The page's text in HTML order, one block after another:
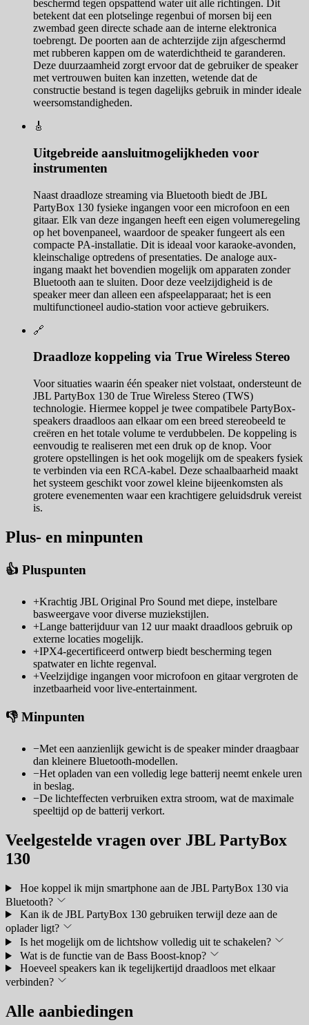
beschermd tegen opspattend water uit alle richtingen. Dit
betekent dat een plotselinge regenbui of morsen bij een
zwembad geen directe schade aan de interne elektronica
toebrengt. De poorten aan de achterzijde zijn afgeschermd
met rubberen kappen om de waterdichtheid te garanderen.
Deze duurzaamheid zorgt ervoor dat de gebruiker de speaker
met vertrouwen buiten kan inzetten, wetende dat de
constructie bestand is tegen dagelijks gebruik in minder ideale
weersomstandigheden.
🎸
Uitgebreide aansluitmogelijkheden voor
instrumenten
Naast draadloze streaming via Bluetooth biedt de JBL
PartyBox 130 fysieke ingangen voor een microfoon en een
gitaar. Elk van deze ingangen heeft een eigen volumeregeling
op het bovenpaneel, waardoor de speaker fungeert als een
compacte PA-installatie. Dit is ideaal voor karaoke-avonden,
kleinschalige optredens of presentaties. De analoge aux-
ingang maakt het bovendien mogelijk om apparaten zonder
Bluetooth aan te sluiten. Door deze veelzijdigheid is de
speaker meer dan alleen een afspeelapparaat; het is een
multifunctioneel audio-station voor actieve gebruikers.
🔗
Draadloze koppeling via True Wireless Stereo
Voor situaties waarin één speaker niet volstaat, ondersteunt de
JBL PartyBox 130 de True Wireless Stereo (TWS)
technologie. Hiermee koppel je twee compatibele PartyBox-
speakers draadloos aan elkaar om een breed stereobeeld te
creëren en het totale volume te verdubbelen. De koppeling is
eenvoudig te realiseren met een druk op de knop. Voor
grotere opstellingen is het ook mogelijk om de speakers fysiek
te verbinden via een RCA-kabel. Deze schaalbaarheid maakt
het systeem geschikt voor zowel kleine bijeenkomsten als
grotere evenementen waar een krachtigere geluidsdruk vereist
is.
Plus- en minpunten
👍 Pluspunten
+Krachtig JBL Original Pro Sound met diepe, instelbare
basweergave voor diverse muziekstijlen.
+Lange batterijduur van 12 uur maakt draadloos gebruik op
externe locaties mogelijk.
+IPX4-gecertificeerd ontwerp biedt bescherming tegen
spatwater en lichte regenval.
+Veelzijdige ingangen voor microfoon en gitaar vergroten de
inzetbaarheid voor live-entertainment.
👎 Minpunten
−Met een aanzienlijk gewicht is de speaker minder draagbaar
dan kleinere Bluetooth-modellen.
−Het opladen van een volledig lege batterij neemt enkele uren
in beslag.
−De lichteffecten verbruiken extra stroom, wat de maximale
speeltijd op de batterij verkort.
Veelgestelde vragen over JBL PartyBox
130
Hoe koppel ik mijn smartphone aan de JBL PartyBox 130 via
Bluetooth?
Kan ik de JBL PartyBox 130 gebruiken terwijl deze aan de
oplader ligt?
Is het mogelijk om de lichtshow volledig uit te schakelen?
Wat is de functie van de Bass Boost-knop?
Hoeveel speakers kan ik tegelijkertijd draadloos met elkaar
verbinden?
Alle aanbiedingen